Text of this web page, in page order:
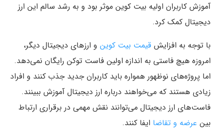
آموزش کاربران اولیه بیت کوین موثر بود و به رشد سالم این ارز
دیجیتال کمک کرد.
با توجه به افزایش قیمت بیت کوین و ارزهای دیجیتال دیگر،
امروزه هیچ فاستی به اندازه اولین فاست توکن رایگان نمی‌دهد.
اما پروژه‌های نوظهور همواره باید کاربران جدید جذب کنند و افراد
زیادی هستند که می‌خواهند درباره ارز دیجیتال آموزش ببینند.
فاست‌های ارز دیجیتال می‌توانند نقش مهمی در برقراری ارتباط
بین عرضه و تقاضا ایفا کنند.